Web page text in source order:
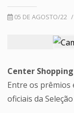
05 DE AGOSTO/22 /
Center
Entre os prêmios
oficiais da